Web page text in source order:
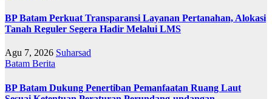
BP Batam Perkuat Transparansi Layanan Pertanahan, Alokasi
Tanah Reguler Segera Hadir Melalui LMS
Agu 7, 2026 Suharsad
Batam Berita
BP Batam Dukung Penertiban Pemanfaatan Ruang Laut